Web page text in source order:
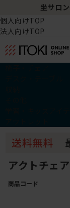
坐サロ
個人向けTOP
法人向けTOP
アクトチェ
商品コード